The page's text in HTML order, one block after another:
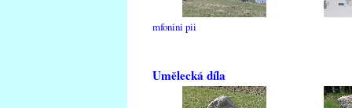
mfonini pii
Umělecká díla